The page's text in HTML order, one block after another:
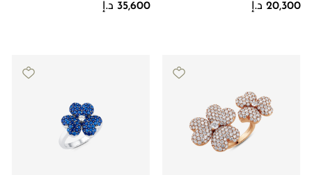
20,300 د.إ 35,600 د.إ